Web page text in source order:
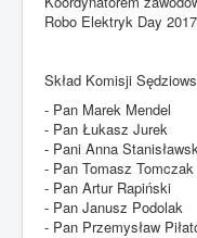
Robo Elektryk Day
Skład Komisji
- Pan Marek Mendel
- Pan Łukasz Jurek
- Pani Anna
- Pan Tomasz Tomczak
- Pan Artur Rapiński
- Pan Janusz Podolak
- Pan Przemysław